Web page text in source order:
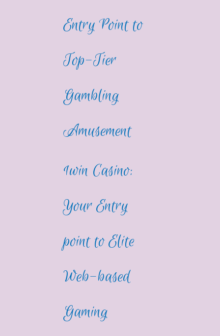
Entry Point to
Top-Tier
Gambling
Amusement
1win Casino:
Your Entry
point to Elite
Web-based
Gaming